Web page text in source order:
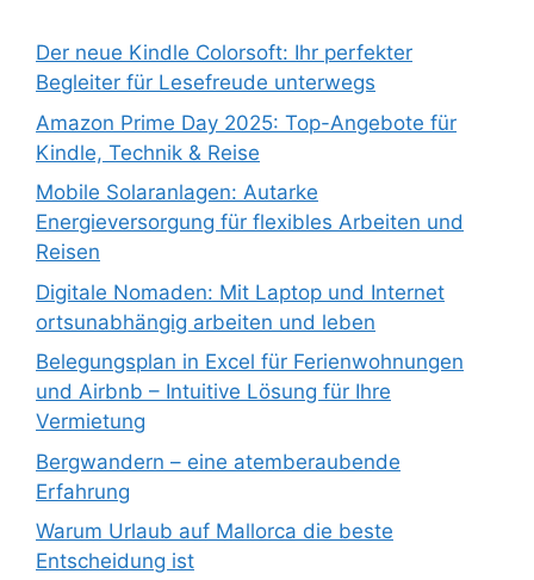
Der neue Kindle Colorsoft: Ihr perfekter
Begleiter für Lesefreude unterwegs
Amazon Prime Day 2025: Top-Angebote für
Kindle, Technik & Reise
Mobile Solaranlagen: Autarke
Energieversorgung für flexibles Arbeiten und
Reisen
Digitale Nomaden: Mit Laptop und Internet
ortsunabhängig arbeiten und leben
Belegungsplan in Excel für Ferienwohnungen
und Airbnb – Intuitive Lösung für Ihre
Vermietung
Bergwandern – eine atemberaubende
Erfahrung
Warum Urlaub auf Mallorca die beste
Entscheidung ist